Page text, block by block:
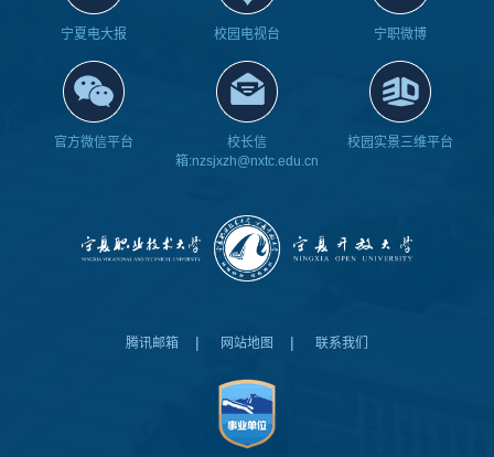
宁夏电大报 校园电视台 宁职微博
官方微信平台
校长信
箱:nzsjxzh@nxtc.edu.cn
校园实景三维平台
腾讯邮箱 | 网站地图 | 联系我们